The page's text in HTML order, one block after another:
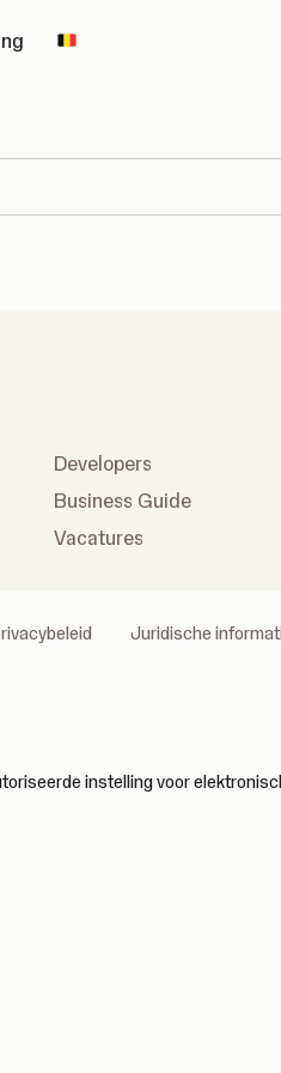
Change country
Developers
Business Guide
Vacatures
Juridische
instelling voor